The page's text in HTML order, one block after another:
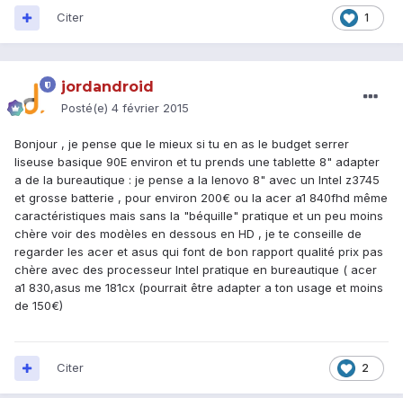
1
Citer
jordandroid
Posté(e) 4 février 2015
Bonjour , je pense que le mieux si tu en as le budget serrer
liseuse basique 90E environ et tu prends une tablette 8" adapter
a de la bureautique : je pense a la lenovo 8" avec un Intel z3745
et grosse batterie , pour environ 200€ ou la acer a1 840fhd même
caractéristiques mais sans la "béquille" pratique et un peu moins
chère voir des modèles en dessous en HD , je te conseille de
regarder les acer et asus qui font de bon rapport qualité prix pas
chère avec des processeur Intel pratique en bureautique ( acer
a1 830,asus me 181cx (pourrait être adapter a ton usage et moins
de 150€)
2
Citer